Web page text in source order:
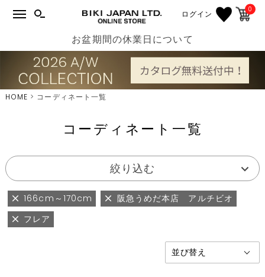
ログイン 0
お盆期間の休業日について
HOME コーディネート一覧
コーディネート一覧
絞り込む
166cm～170cm
阪急うめだ本店 アルチビオ
フレア